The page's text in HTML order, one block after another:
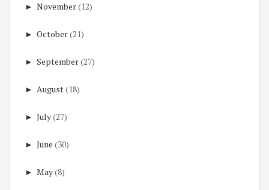
► November(12)
► October(21)
► September(27)
► August(18)
► July(27)
► June (30)
► May(8)